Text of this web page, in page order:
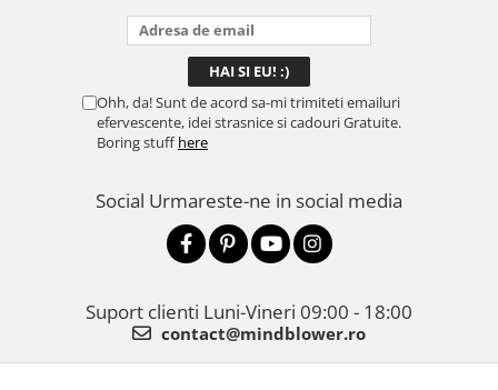
Ohh, da! Sunt de acord sa-mi trimiteti emailuri
efervescente, idei strasnice si cadouri Gratuite.
Boring stuffhere
Social Urmareste-ne in social media
Suport clienti Luni-Vineri 09:00 - 18:00
contact@mindblower.ro